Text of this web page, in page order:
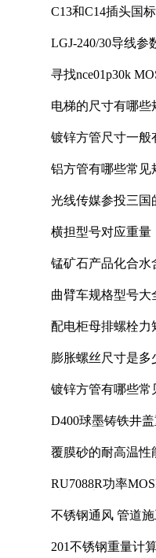
C13和C14插头国
LGJ-240/30导线参
寻找nce01p30k
电梯的尺寸有哪些
镀锌方管尺寸一般
铝方管有哪些常见
光线传媒参投三国
横担型号对应重量
锰矿石产品化合水
曲臂车规格型号大
配电柜母排螺栓力
膨胀螺丝尺寸是多
镀锌方管有哪些常
D400球墨铸铁井
覆膜砂的耐高温性
RU7088R功率
不锈钢通风 管道施
201不锈钢重量计